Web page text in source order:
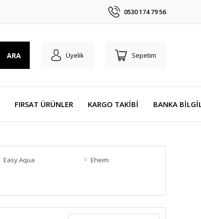
0530 174 79 56
ARA Üyelik Sepetim
FIRSAT ÜRÜNLER KARGO TAKİBİ BANKA
Easy Aqua Eheim